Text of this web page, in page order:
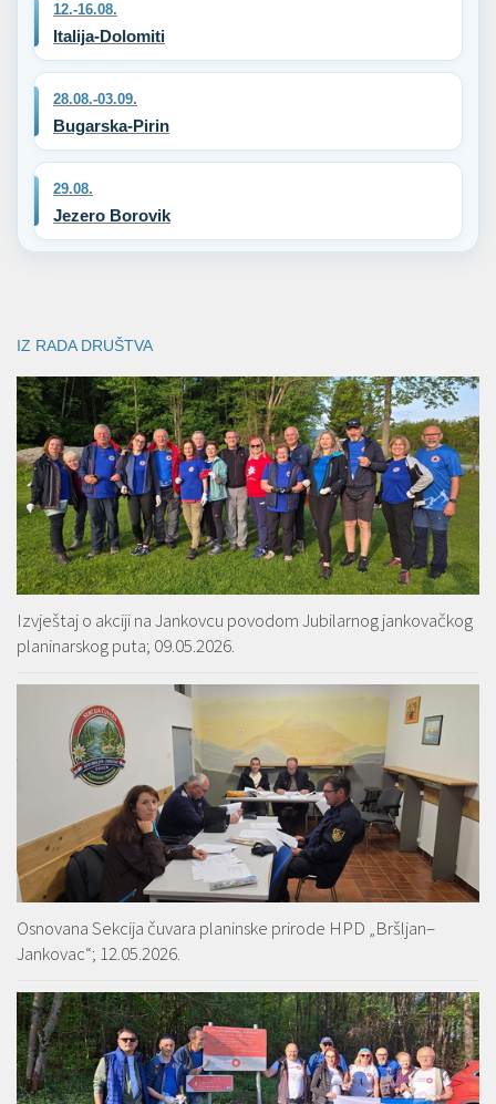
12.-16.08.
Italija-Dolomiti
28.08.-03.09.
Bugarska-Pirin
29.08.
Jezero Borovik
IZ RADA DRUŠTVA
Izvještaj o akciji na Jankovcu povodom Jubilarnog jankovačkog
planinarskog puta; 09.05.2026.
Osnovana Sekcija čuvara planinske prirode HPD „Bršljan–
Jankovac“; 12.05.2026.